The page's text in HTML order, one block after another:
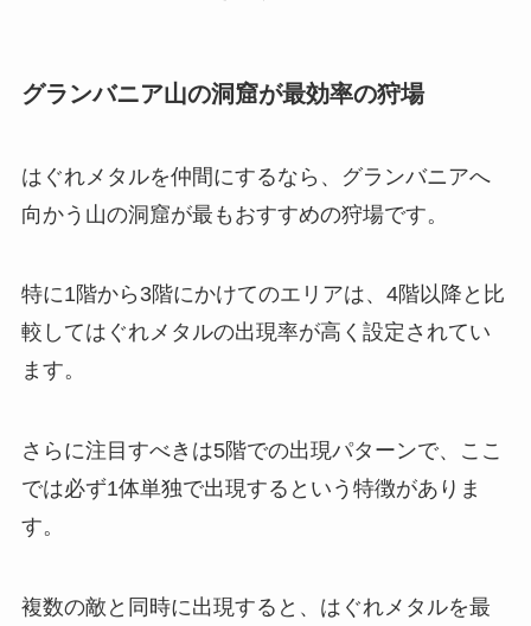
グランバニア山の洞窟が最効率の狩場
はぐれメタルを仲間にするなら、グランバニアへ
向かう山の洞窟が最もおすすめの狩場です。
特に1階から3階にかけてのエリアは、4階以降と比
較してはぐれメタルの出現率が高く設定されてい
ます。
さらに注目すべきは5階での出現パターンで、ここ
では必ず1体単独で出現するという特徴がありま
す。
複数の敵と同時に出現すると、はぐれメタルを最